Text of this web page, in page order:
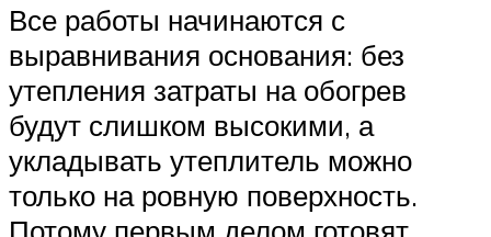
Все работы начинаются с
выравнивания основания: без
утепления затраты на обогрев
будут слишком высокими, а
укладывать утеплитель можно
только на ровную поверхность.